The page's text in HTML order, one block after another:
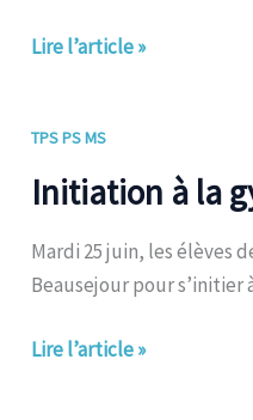
Lire l’article »
TPS PS MS
Initiation à la
Mardi 25 juin, les élèves
Beausejour pour s’initier
Initiation
la
Lire l’article »